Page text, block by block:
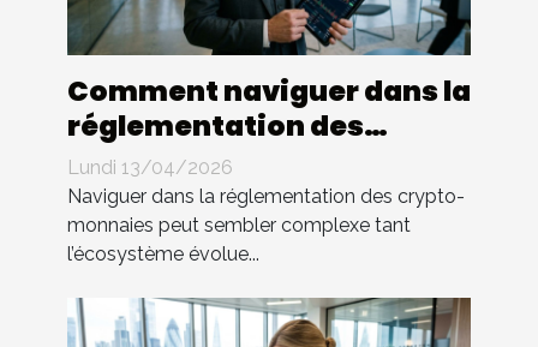
Comment naviguer dans la
réglementation des
crypto-monnaies ?
Lundi 13/04/2026
Naviguer dans la réglementation des crypto-
monnaies peut sembler complexe tant
l’écosystème évolue...